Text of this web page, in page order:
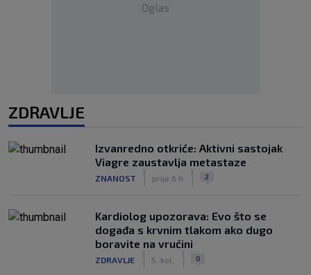
Oglas
ZDRAVLJE
Izvanredno otkriće: Aktivni sastojak
Viagre zaustavlja metastaze
ZNANOST prije 6 h 2
Kardiolog upozorava: Evo što se
događa s krvnim tlakom ako dugo
boravite na vrućini
ZDRAVLJE 5. kol. 0